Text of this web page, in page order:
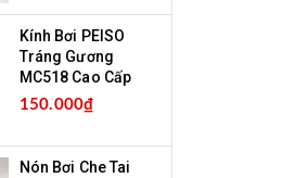
Kính Bơi PEISO
Tráng Gương
MC518 Cao Cấp
150.000₫
Nón Bơi Che Tai